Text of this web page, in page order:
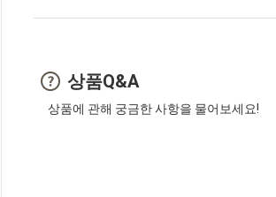
상품Q&A
상품에 관해 궁금한 사항을 물어보세요!